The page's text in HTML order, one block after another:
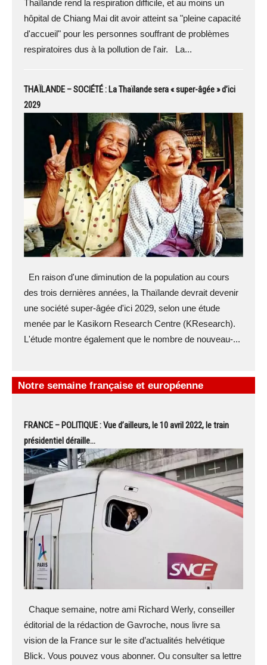
Thaïlande rend la respiration difficile, et au moins un
hôpital de Chiang Mai dit avoir atteint sa "pleine capacité
d'accueil" pour les personnes souffrant de problèmes
respiratoires dus à la pollution de l'air. La...
THAÏLANDE – SOCIÉTÉ : La Thaïlande sera « super-âgée » d’ici
2029
En raison d'une diminution de la population au cours
des trois dernières années, la Thaïlande devrait devenir
une société super-âgée d'ici 2029, selon une étude
menée par le Kasikorn Research Centre (KResearch).
L'étude montre également que le nombre de nouveau-...
Notre semaine française et européenne
FRANCE – POLITIQUE : Vue d’ailleurs, le 10 avril 2022, le train
présidentiel déraille…
Chaque semaine, notre ami Richard Werly, conseiller
éditorial de la rédaction de Gavroche, nous livre sa
vision de la France sur le site d’actualités helvétique
Blick. Vous pouvez vous abonner. Ou consulter sa lettre